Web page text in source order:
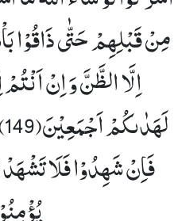
مِنْ قَبْلِهِمْ حَتّٰى
اِلَّا الظَّنَّ وَ اِنْ اَنْتُمْ
لَهَدٰىكُمْ اَجْمَعِیْنَ(149)
فَاِنْ شَهِدُوْا فَلَا تَشْهَدْ